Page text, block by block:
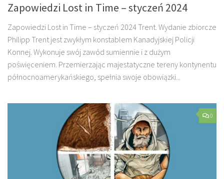
Zapowiedzi Lost in Time – styczeń 2024
Zapowiedzi Lost in Time – styczeń 2024 Trent. Wydanie zbiorcze
Philipp Trent jest zwykłym konstablem Kanadyjskiej Policji
Konnej. Wykonuje swój zawód sumiennie i z dużym
poświęceniem. Przemierzając majestatyczne tereny kontynentu
północnoamerykańskiego, spełnia swoje obowiązki...
0